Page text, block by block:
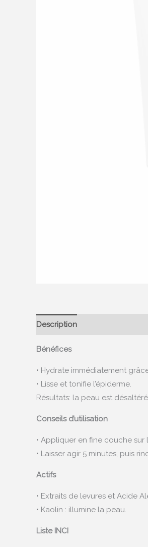
Description
Bénéfices
• Hydrate immédiatement
• Lisse et tonifie l’épiderme.
Résultats: la peau est
Conseils d’utilisation
• Appliquer en fine couche sur
• Laisser agir 5 minutes, puis
Actifs
• Extraits de levures et Acide
• Kaolin : illumine la peau.
Liste INCI